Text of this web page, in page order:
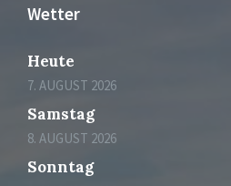
Wetter
Heute
7. AUGUST 2026
Samstag
8. AUGUST 2026
Sonntag